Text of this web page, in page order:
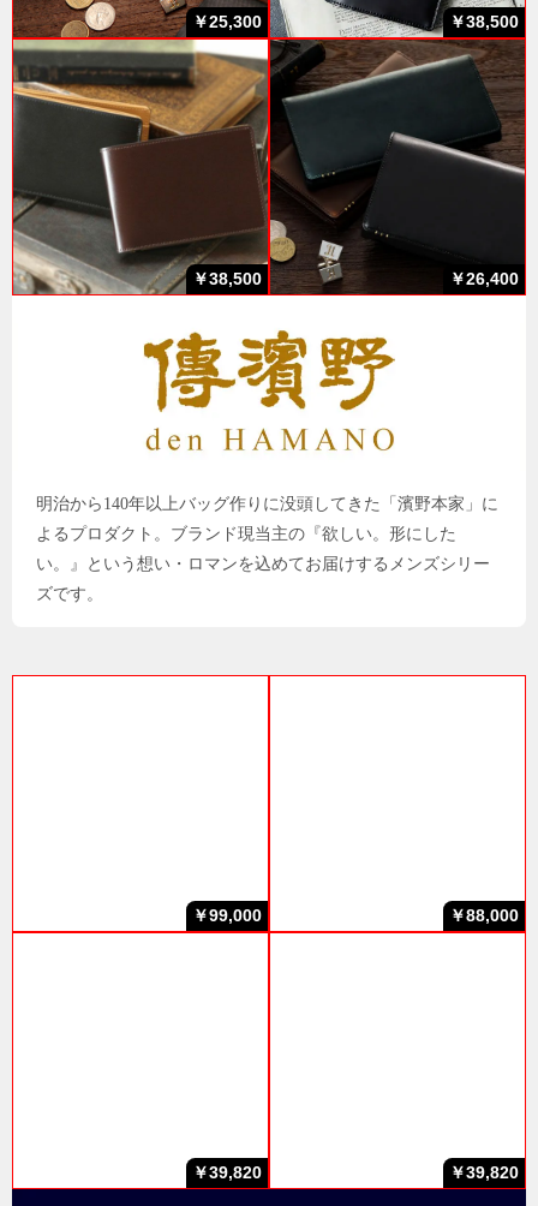
￥25,300 ￥38,500
￥38,500 ￥26,400
明治から140年以上バッグ作りに没頭してきた「濱野本家」に
よるプロダクト。ブランド現当主の『欲しい。形にした
い。』という想い・ロマンを込めてお届けするメンズシリー
ズです。
￥99,000 ￥88,000
￥39,820 ￥39,820